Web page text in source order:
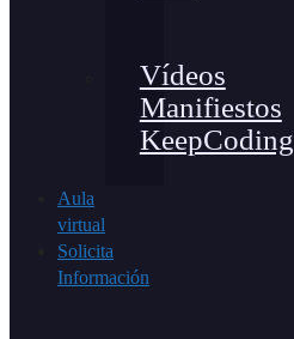
Vídeos
Manifiestos
KeepCoding
Aula
virtual
Solicita
Información